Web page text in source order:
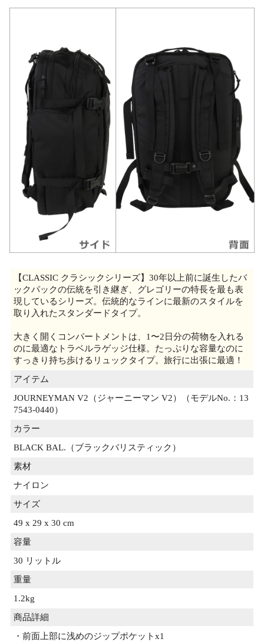
【CLASSIC クラシックシリーズ】30年以上前に誕生したバ
ックパックの伝統を引き継ぎ、グレゴリーの特長を最も表
現しているシリーズ。伝統的なラインに最新のスタイルを
取り入れたスタンダードタイプ。
大きく開くコンパートメントは、1〜2日分の荷物を入れる
のに最適なトラベルラゲッジ仕様。たっぷりな容量なのに
すっきり持ち歩けるリュックタイプ。旅行に出張に最適！
アイテム
JOURNEYMAN V2（ジャーニーマン V2）（モデルNo.：13
7543-0440）
カラー
BLACK BAL.（ブラックバリスティック）
素材
ナイロン
サイズ
49 x 29 x 30 cm
容量
30 リットル
重量
1.2kg
商品詳細
・前面上部に浅めのジップポケットx1